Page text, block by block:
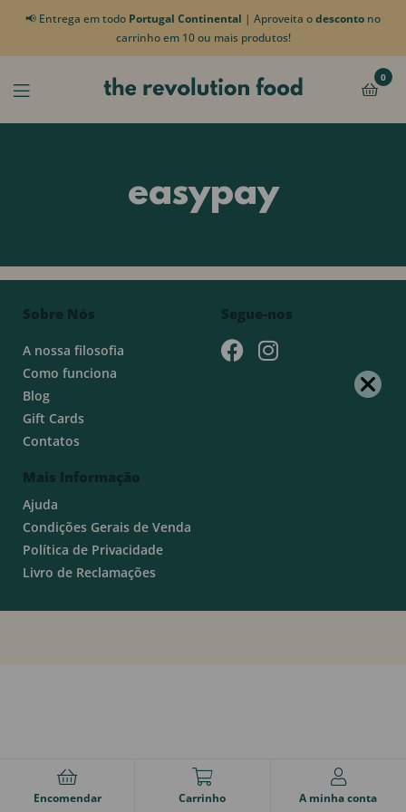
📢 Entrega em todo Portugal Continental | Aproveita odesconto no
carrinho em 10 ou mais produtos!
0
easypay
Sobre Nós
A nossa filosofia
Como funciona
Blog
Gift Cards
Contatos
Mais Informação
Ajuda
Condições Gerais de Venda
Política de Privacidade
Livro de Reclamações
Segue-nos
Encomendar Carrinho A minha conta